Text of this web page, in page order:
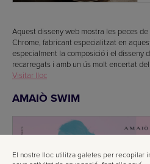
Aquest disseny web mostra les peces
Chrome, fabricant especialitzat en
especialment la composició i el disseny
recarregats i amb un ús molt encertat
Visitar lloc
AMAIÒ SWIM
El nostre lloc utilitza galetes per recopilar